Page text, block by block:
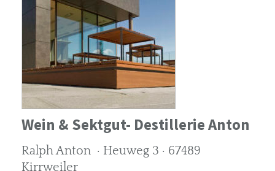
Wein & Sektgut- Destillerie Anton
Ralph Anton · Heuweg 3 · 67489
Kirrweiler